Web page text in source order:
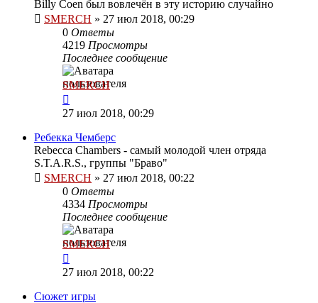
Billy Coen был вовлечён в эту историю случайно
SMERCH » 27 июл 2018, 00:29
0 Ответы
4219 Просмотры
Последнее сообщение
SMERCH
27 июл 2018, 00:29
Ребекка Чемберс
Rebecca Chambers - самый молодой член отряда
S.T.A.R.S., группы "Браво"
SMERCH » 27 июл 2018, 00:22
0 Ответы
4334 Просмотры
Последнее сообщение
SMERCH
27 июл 2018, 00:22
Сюжет игры